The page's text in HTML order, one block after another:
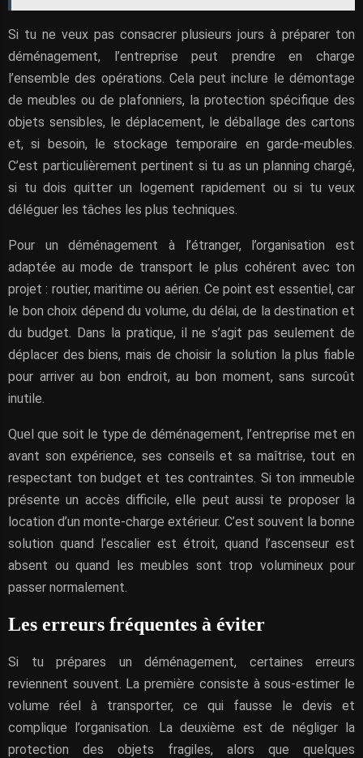
Si tu ne veux pas consacrer plusieurs jours à préparer ton
déménagement, l’entreprise peut prendre en charge
l’ensemble des opérations. Cela peut inclure le démontage
de meubles ou de plafonniers, la protection spécifique des
objets sensibles, le déplacement, le déballage des cartons
et, si besoin, le stockage temporaire en garde-meubles.
C’est particulièrement pertinent si tu as un planning chargé,
si tu dois quitter un logement rapidement ou si tu veux
déléguer les tâches les plus techniques.
Pour un déménagement à l’étranger, l’organisation est
adaptée au mode de transport le plus cohérent avec ton
projet : routier, maritime ou aérien. Ce point est essentiel, car
le bon choix dépend du volume, du délai, de la destination et
du budget. Dans la pratique, il ne s’agit pas seulement de
déplacer des biens, mais de choisir la solution la plus fiable
pour arriver au bon endroit, au bon moment, sans surcoût
inutile.
Quel que soit le type de déménagement, l’entreprise met en
avant son expérience, ses conseils et sa maîtrise, tout en
respectant ton budget et tes contraintes. Si ton immeuble
présente un accès difficile, elle peut aussi te proposer la
location d’un monte-charge extérieur. C’est souvent la bonne
solution quand l’escalier est étroit, quand l’ascenseur est
absent ou quand les meubles sont trop volumineux pour
passer normalement.
Les erreurs fréquentes à éviter
Si tu prépares un déménagement, certaines erreurs
reviennent souvent. La première consiste à sous-estimer le
volume réel à transporter, ce qui fausse le devis et
complique l’organisation. La deuxième est de négliger la
protection des objets fragiles, alors que quelques